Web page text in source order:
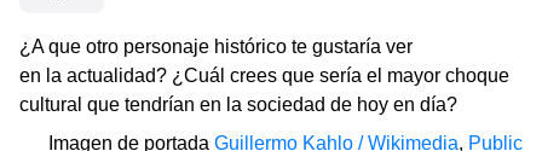
¿A que otro personaje histórico te gustaría ver
en la actualidad? ¿Cuál crees que sería el mayor choque
cultural que tendrían en la sociedad de hoy en día?
Imagen de portada Guillermo Kahlo / Wikimedia, Public